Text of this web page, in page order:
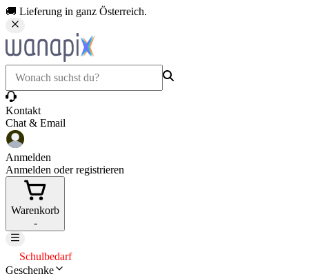
🚚 Lieferung in ganz Österreich.
Kontakt
Chat & Email
Anmelden
Anmelden oder registrieren
Warenkorb
-
Schulbedarf
Geschenke